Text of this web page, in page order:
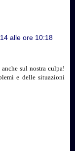
alle ore 10:18
sul nostra culpa!
e delle situazioni